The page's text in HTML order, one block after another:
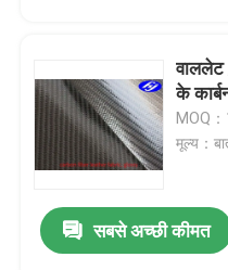
वाललेट
के
MOQ：
मूल्य：
सबसे अच्छी कीमत